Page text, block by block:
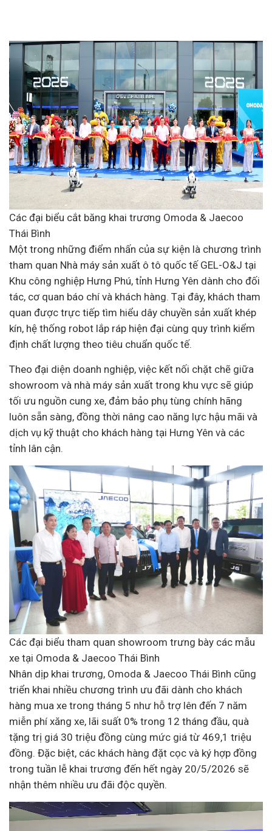
Các đại biểu cắt băng khai trương Omoda & Jaecoo
Thái Bình
Một trong những điểm nhấn của sự kiện là chương trình
tham quan Nhà máy sản xuất ô tô quốc tế GEL-O&J tại
Khu công nghiệp Hưng Phú, tỉnh Hưng Yên dành cho đối
tác, cơ quan báo chí và khách hàng. Tại đây, khách tham
quan được trực tiếp tìm hiểu dây chuyền sản xuất khép
kín, hệ thống robot lắp ráp hiện đại cùng quy trình kiểm
định chất lượng theo tiêu chuẩn quốc tế.
Theo đại diện doanh nghiệp, việc kết nối chặt chẽ giữa
showroom và nhà máy sản xuất trong khu vực sẽ giúp
tối ưu nguồn cung xe, đảm bảo phụ tùng chính hãng
luôn sẵn sàng, đồng thời nâng cao năng lực hậu mãi và
dịch vụ kỹ thuật cho khách hàng tại Hưng Yên và các
tỉnh lân cận.
Các đại biểu tham quan showroom trưng bày các mẫu
xe tại Omoda & Jaecoo Thái Bình
Nhân dịp khai trương, Omoda & Jaecoo Thái Bình cũng
triển khai nhiều chương trình ưu đãi dành cho khách
hàng mua xe trong tháng 5 như hỗ trợ lên đến 7 năm
miễn phí xăng xe, lãi suất 0% trong 12 tháng đầu, quà
tặng trị giá 30 triệu đồng cùng mức giá từ 469,1 triệu
đồng. Đặc biệt, các khách hàng đặt cọc và ký hợp đồng
trong tuần lễ khai trương đến hết ngày 20/5/2026 sẽ
nhận thêm nhiều ưu đãi độc quyền.